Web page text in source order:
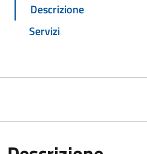
Descrizione
Servizi